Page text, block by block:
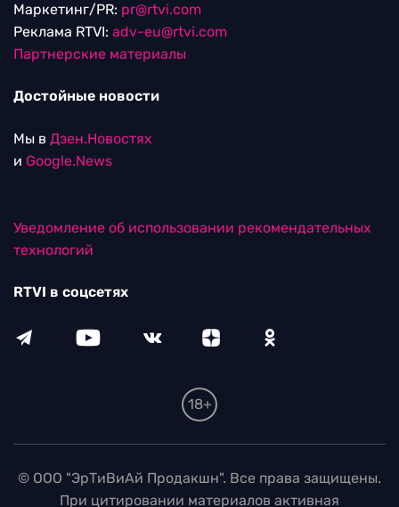
Маркетинг/PR: pr@rtvi.com
Реклама RTVI: adv-eu@rtvi.com
Партнерские материалы
Достойные новости
Мы в Дзен.Новостях
и Google.News
Уведомление об использовании рекомендательных
технологий
RTVI в соцсетях
18+
© ООО "ЭрТиВиАй Продакшн". Все права защищены.
При цитировании материалов активная